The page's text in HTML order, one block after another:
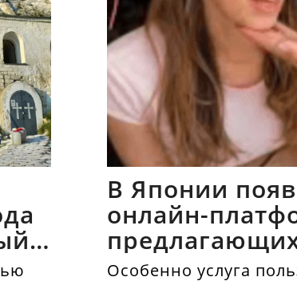
В Японии
онлайн-
напрокат
Особенно услуга